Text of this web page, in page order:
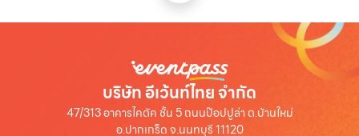
บริษัท อีเว้นท์ไทย จำกัด
47/313 อาคารไคตัค ชั้น 5 ถนนป๊อปปูล่า ต.บ้านใหม่
อ.ปากเกร็ด จ.นนทบุรี 11120